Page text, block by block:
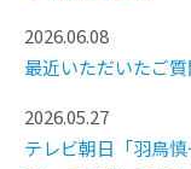
2026.06.08
最近いただいたご
2026.05.27
テレビ朝日「羽鳥